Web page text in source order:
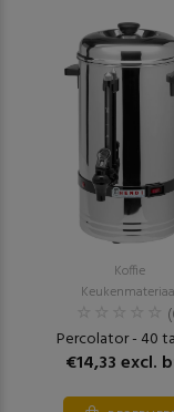
Koffie
Percolator - 40
€14,33 excl.